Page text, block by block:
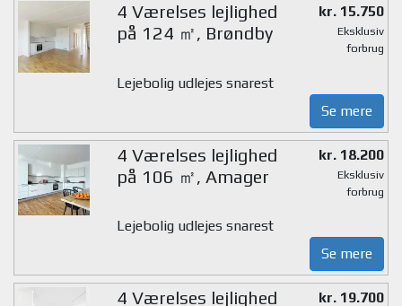
4 Værelses lejlighed
på 124 ㎡, Brøndby
kr. 15.750
Eksklusiv
forbrug
Lejebolig udlejes snarest
Se mere
4 Værelses lejlighed
på 106 ㎡, Amager
kr. 18.200
Eksklusiv
forbrug
Lejebolig udlejes snarest
Se mere
4 Værelses lejlighed
kr. 19.700